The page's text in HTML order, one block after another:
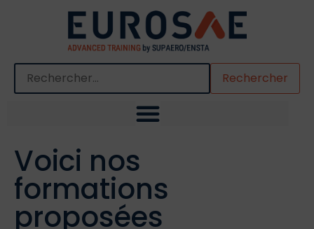
Quand les résultats de l'auto-complétion sont
Voici nos
formations
proposées